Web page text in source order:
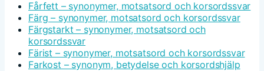
Fårfett – synonymer, motsatsord och korsordssvar
Färg – synonymer, motsatsord och korsordssvar
Färgstarkt – synonymer, motsatsord och
korsordssvar
Färist – synonymer, motsatsord och korsordssvar
Farkost – synonym, betydelse och korsordshjälp